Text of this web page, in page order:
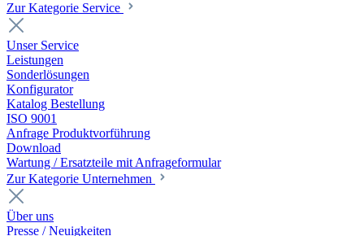
Zur Kategorie Service
Unser Service
Leistungen
Sonderlösungen
Konfigurator
Katalog Bestellung
ISO 9001
Anfrage Produktvorführung
Download
Wartung / Ersatzteile mit Anfrageformular
Zur Kategorie Unternehmen
Über uns
Presse / Neuigkeiten